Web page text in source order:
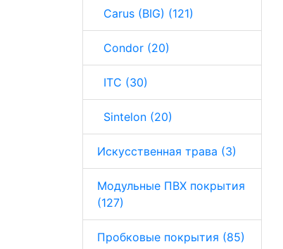
Carus (BIG) (121)
Condor (20)
ITC (30)
Sintelon (20)
Искусственная трава (3)
Модульные ПВХ покрытия
(127)
Пробковые покрытия (85)